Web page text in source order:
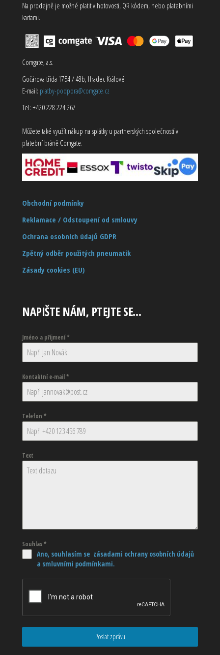
Na prodejně je možné platit v hotovosti, QR kódem, nebo platebními
kartami.
Comgate, a.s.
Gočárova třída 1754 / 48b, Hradec Králové
E-mail: platby-podpora@comgate.cz
Tel: +420 228 224 267
Můžete také využít nákup na splátky u partnerských společností v
platební bráně Comgate.
Obchodní podmínky
Reklamace / Odstoupení od smlouvy
Ochrana osobních údajů GDPR
Zpětný odběr použitých pneumatik
Zásady cookies (EU)
NAPIŠTE NÁM, PTEJTE SE…
Jméno a příjmení*
Kontaktní e-mail*
Telefon *
Text
Souhlas*
Ano, souhlasím se zásadami ochrany osobních údajů
a smluvními podmínkami.
Poslat zprávu